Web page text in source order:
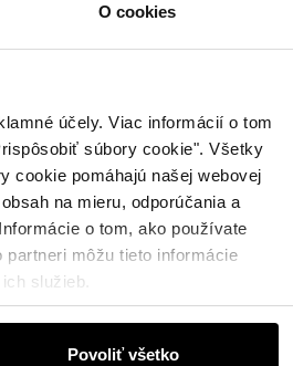
O cookies
účely. Viac informácií o tom
súbory cookie". Všetky
cookie pomáhajú našej webovej
na mieru, odporúčania a
o tom, ako používate
môžu tieto informácie
služieb.
Povoliť všetko